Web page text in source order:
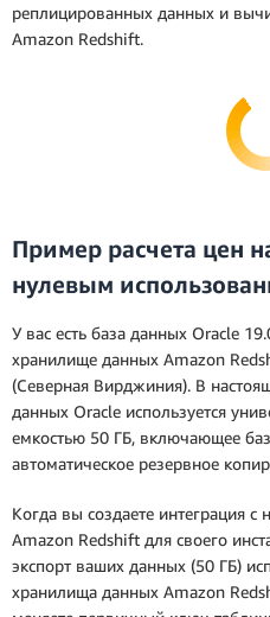
реплицированных данных и
Amazon Redshift.
Пример расчета цен
нулевым
У вас есть база данных Oracle
хранилище данных Amazon
(Северная Вирджиния). В
данных Oracle используется
емкостью 50 ГБ, включающее
автоматическое резервное
Когда вы создаете интеграция
Amazon Redshift для своего
экспорт ваших данных (50 ГБ)
хранилища данных Amazon